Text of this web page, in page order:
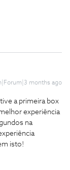
months ago
a primeira box
experiência
na
isto!